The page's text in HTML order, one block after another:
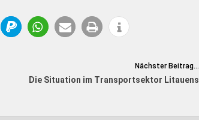
Nächster Beitrag...
Die Situation im Transportsektor Litauens